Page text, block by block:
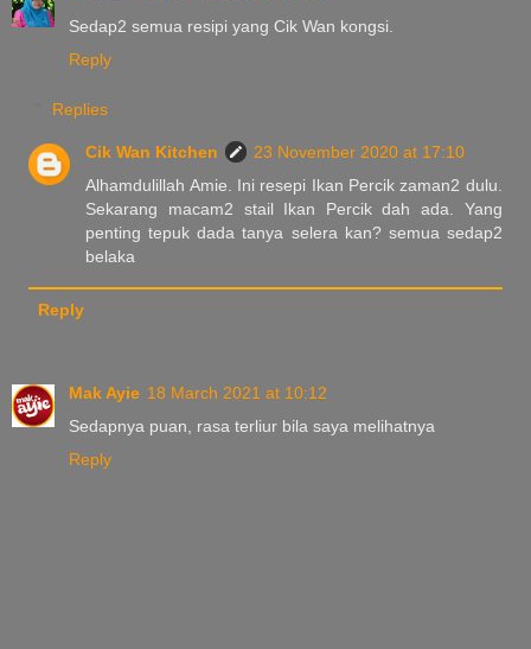
Sedap2 semua resipi yang Cik Wan kongsi.
Reply
Replies
Cik Wan Kitchen
23 November 2020 at 17:10
Alhamdulillah Amie. Ini resepi Ikan Percik zaman2 dulu.
Sekarang macam2 stail Ikan Percik dah ada. Yang
penting tepuk dada tanya selera kan? semua sedap2
belaka
Reply
Mak Ayie 18 March 2021 at 10:12
Sedapnya puan, rasa terliur bila saya melihatnya
Reply